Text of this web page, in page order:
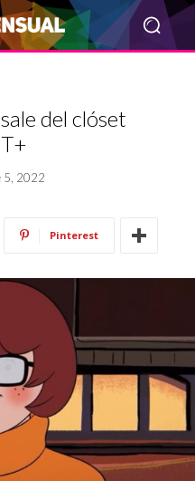
del clóset
5, 2022
Pinterest